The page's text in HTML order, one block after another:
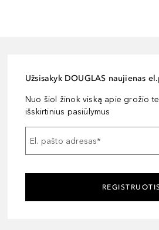
Užsisakyk DOUGLAS naujienas
Nuo šiol žinok viską apie grožio
išskirtinius pasiūlymus
El. pašto adresas*